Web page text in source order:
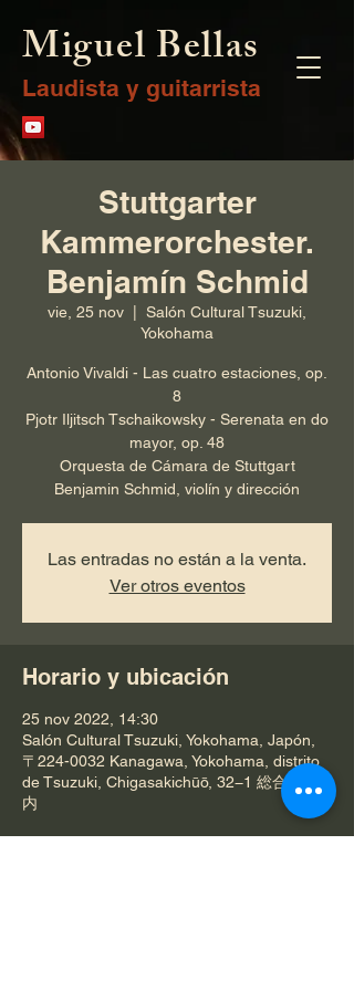
Miguel Bellas
Laudista y guitarrista
Stuttgarter
Kammerorchester.
Benjamín Schmid
vie, 25 nov
Salón Cultural Tsuzuki,
Yokohama
Antonio Vivaldi - Las cuatro estaciones, op.
8
Pjotr Iljitsch Tschaikowsky - Serenata en do
mayor, op. 48
Orquesta de Cámara de Stuttgart
Benjamin Schmid, violín y dirección
Las entradas no están a la venta.
Ver otros eventos
Horario y ubicación
25 nov 2022, 14:30
Salón Cultural Tsuzuki, Yokohama, Japón,
〒224-0032 Kanagawa, Yokohama, distrito
de Tsuzuki, Chigasakichūō, 32−1 総合庁舎
内